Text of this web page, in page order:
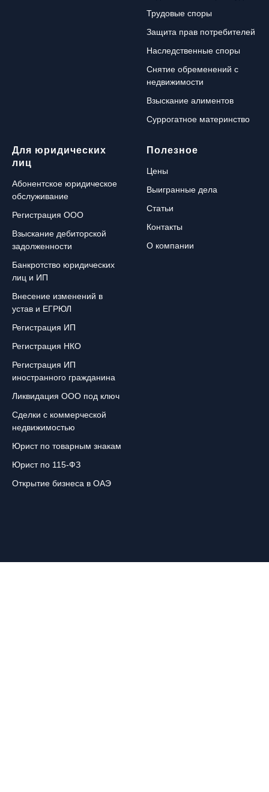
Трудовые споры
Защита прав потребителей
Наследственные споры
Снятие обременений с
недвижимости
Взыскание алиментов
Суррогатное материнство
Для юридических
лиц
Абонентское юридическое
обслуживание
Регистрация ООО
Взыскание дебиторской
задолженности
Банкротство юридических
лиц и ИП
Внесение изменений в
устав и ЕГРЮЛ
Регистрация ИП
Регистрация НКО
Регистрация ИП
иностранного гражданина
Ликвидация ООО под ключ
Сделки с коммерческой
недвижимостью
Юрист по товарным знакам
Юрист по 115-ФЗ
Открытие бизнеса в ОАЭ
Полезное
Цены
Выигранные дела
Статьи
Контакты
О компании